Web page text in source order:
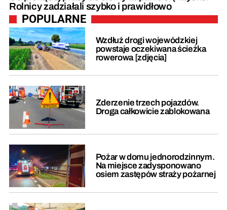
Rolnicy zadziałali szybko i prawidłowo
POPULARNE
Wzdłuż drogi wojewódzkiej
powstaje oczekiwana ścieżka
rowerowa [zdjęcia]
Zderzenie trzech pojazdów.
Droga całkowicie zablokowana
Pożar w domu jednorodzinnym.
Na miejsce zadysponowano
osiem zastępów straży pożarnej